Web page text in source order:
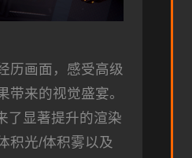
历画面，感受高级
带来的视觉盛宴。
了显著提升的渲染
积光/体积雾以及